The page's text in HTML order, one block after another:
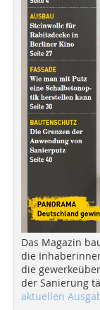
Das Magazin
die
die
der Sanierung
aktuellen